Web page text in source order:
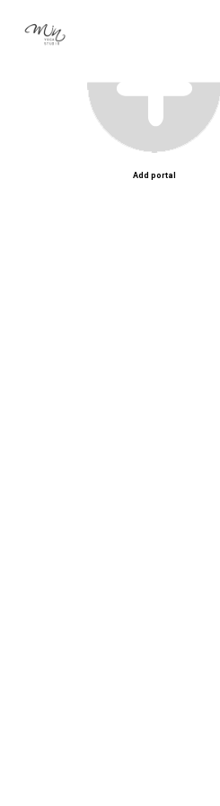
Add portal